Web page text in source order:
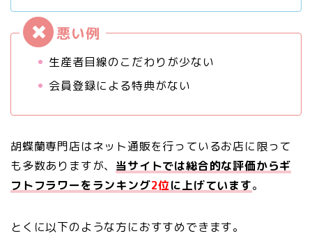
生産者目線のこだわりが少ない
会員登録による特典がない
胡蝶蘭専門店はネット通販を行っているお店に限って
も多数ありますが、 当サイトでは総合的な評価からギ
フトフラワーをランキング2位に上げています。
とくに以下のような方におすすめできます。